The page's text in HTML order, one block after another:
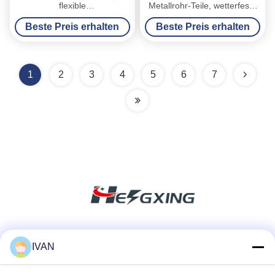
flexible
Metallleitungsanschluss mit
blauer Dichtung verfügbar
Beste Preis erhalten
Metallrohr-Teile, wetterfeste
Emt-Installationen 1/2“ - 4"
Größe
Beste Preis erhalten
1 2 3 4 5 6 7
IVAN